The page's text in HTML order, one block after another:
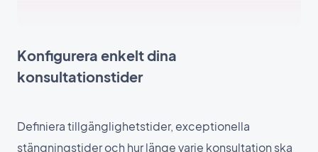
Konfigurera enkelt dina
konsultationstider
Definiera tillgänglighetstider, exceptionella
stängningstider och hur länge varje konsultation ska